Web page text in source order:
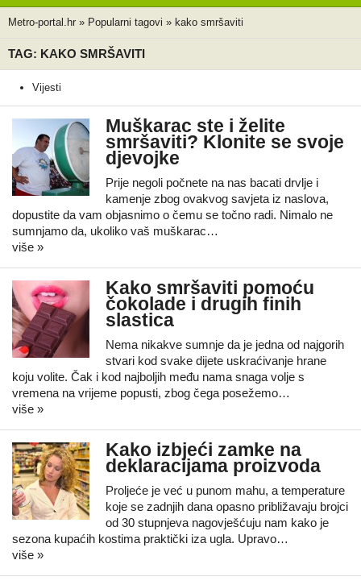
Metro-portal.hr » Popularni tagovi » kako smršaviti
TAG: KAKO SMRŠAVITI
Vijesti
Muškarac ste i želite
smršaviti? Klonite se svoje
djevojke
Prije negoli počnete na nas bacati drvlje i
kamenje zbog ovakvog savjeta iz naslova,
dopustite da vam objasnimo o čemu se točno radi. Nimalo ne
sumnjamo da, ukoliko vaš muškarac…
više »
Kako smršaviti pomoću
čokolade i drugih finih
slastica
Nema nikakve sumnje da je jedna od najgorih
stvari kod svake dijete uskraćivanje hrane
koju volite. Čak i kod najboljih među nama snaga volje s
vremena na vrijeme popusti, zbog čega posežemo…
više »
Kako izbjeći zamke na
deklaracijama proizvoda
Proljeće je već u punom mahu, a temperature
koje se zadnjih dana opasno približavaju brojci
od 30 stupnjeva nagovješćuju nam kako je
sezona kupaćih kostima praktički iza ugla. Upravo…
više »